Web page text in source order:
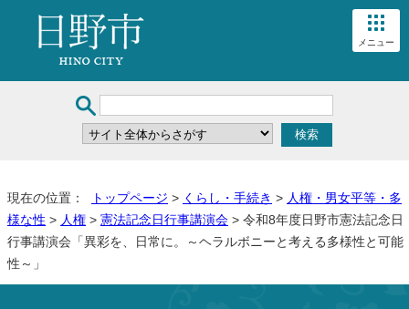
メニュー
現在の位置： トップページ > くらし・手続き > 人権・男女平等・多
様な性 > 人権 > 憲法記念日行事講演会 > 令和8年度日野市憲法記念日
行事講演会「異彩を、日常に。～ヘラルボニーと考える多様性と可能
性～」